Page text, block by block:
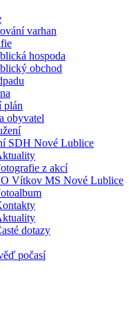
varhan
hospoda
obchod
plán
obyvatel
SDH Nové Lublice
z akcí
Vítkov MS Nové Lublice
dotazy
počasí